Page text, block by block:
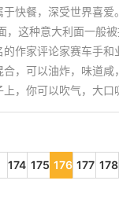
快餐，深受世界喜
这种意大利面一般
作家评论家赛车手
，可以油炸，味道
，你可以吹气，大口
174 175 176 177 178